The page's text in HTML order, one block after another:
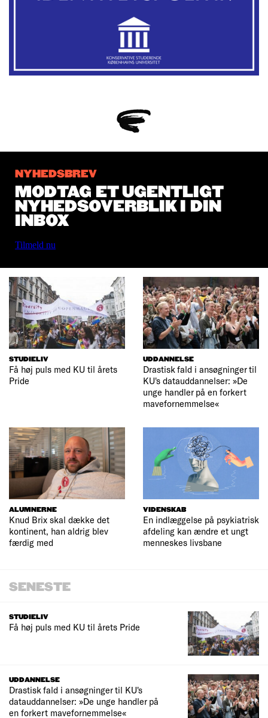
NYHEDSBREV
MODTAG ET UGENTLIGT
NYHEDSOVERBLIK I DIN
INBOX
Tilmeld nu
STUDIELIV
Få høj puls med KU til årets
Pride
UDDANNELSE
Drastisk fald i ansøgninger til
KU's datauddannelser: »De
unge handler på en forkert
mavefornemmelse«
ALUMNERNE
Knud Brix skal dække det
kontinent, han aldrig blev
færdig med
VIDENSKAB
En indlæggelse på psykiatrisk
afdeling kan ændre et ungt
menneskes livsbane
SENESTE
STUDIELIV
Få høj puls med KU til årets Pride
UDDANNELSE
Drastisk fald i ansøgninger til KU's
datauddannelser: »De unge handler på
en forkert mavefornemmelse«